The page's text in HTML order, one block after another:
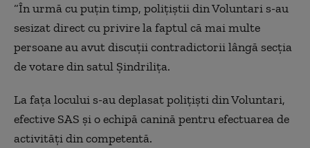
“În urmă cu puțin timp, polițiștii din Voluntari s-au
sesizat direct cu privire la faptul că mai multe
persoane au avut discuții contradictorii lângă secția
de votare din satul Șindrilița.
La fața locului s-au deplasat polițiști din Voluntari,
efective SAS și o echipă canină pentru efectuarea de
activități din competentă.